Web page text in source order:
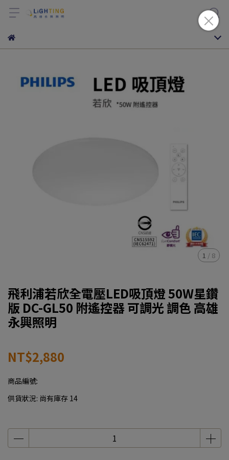
1 / 8
飛利浦若欣全電壓LED吸頂燈 50W星鑽
版 DC-GL50 附遙控器 可調光 調色 高雄
永興照明
NT$2,880
商品編號:
供貨狀況: 尚有庫存 14